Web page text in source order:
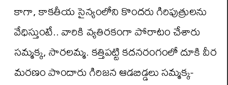
కాగా, కాకతీయ సైన్యంలోని కొందరు గిరిపుత్రులను
వేధిస్తుంటే.. వారికి వ్యతిరకంగా పోరాటం చేశారు
సమ్మక్క, సారలమ్మ. కత్తిపట్టి కదనరంగంలో దూకి వీర
మరణం పొందారు గిరిజన ఆడబిడ్డలు సమ్మక్క-